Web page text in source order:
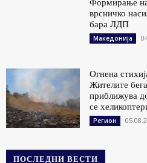
Формирање
врсничко
бара ЛДП
Македонија
Огнена
Жителите
приближува
се
Регион
ПОСЛЕДНИ ВЕСТИ